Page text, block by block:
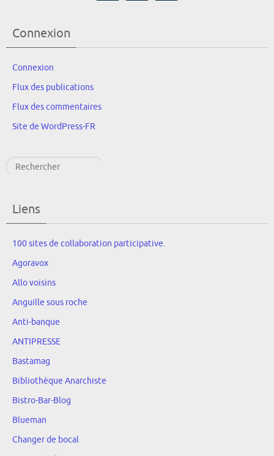
Connexion
Connexion
Flux des publications
Flux des commentaires
Site de WordPress-FR
Rechercher
Liens
100 sites de collaboration participative.
Agoravox
Allo voisins
Anguille sous roche
Anti-banque
ANTIPRESSE
Bastamag
Bibliothèque Anarchiste
Bistro-Bar-Blog
Blueman
Changer de bocal